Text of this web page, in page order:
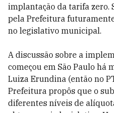
implantação da tarifa zero.
pela Prefeitura
no legislativo municipal.
A discussão sobre a
começou em São Paulo há
Luiza Erundina (então no
Prefeitura propôs que o
diferentes níveis de